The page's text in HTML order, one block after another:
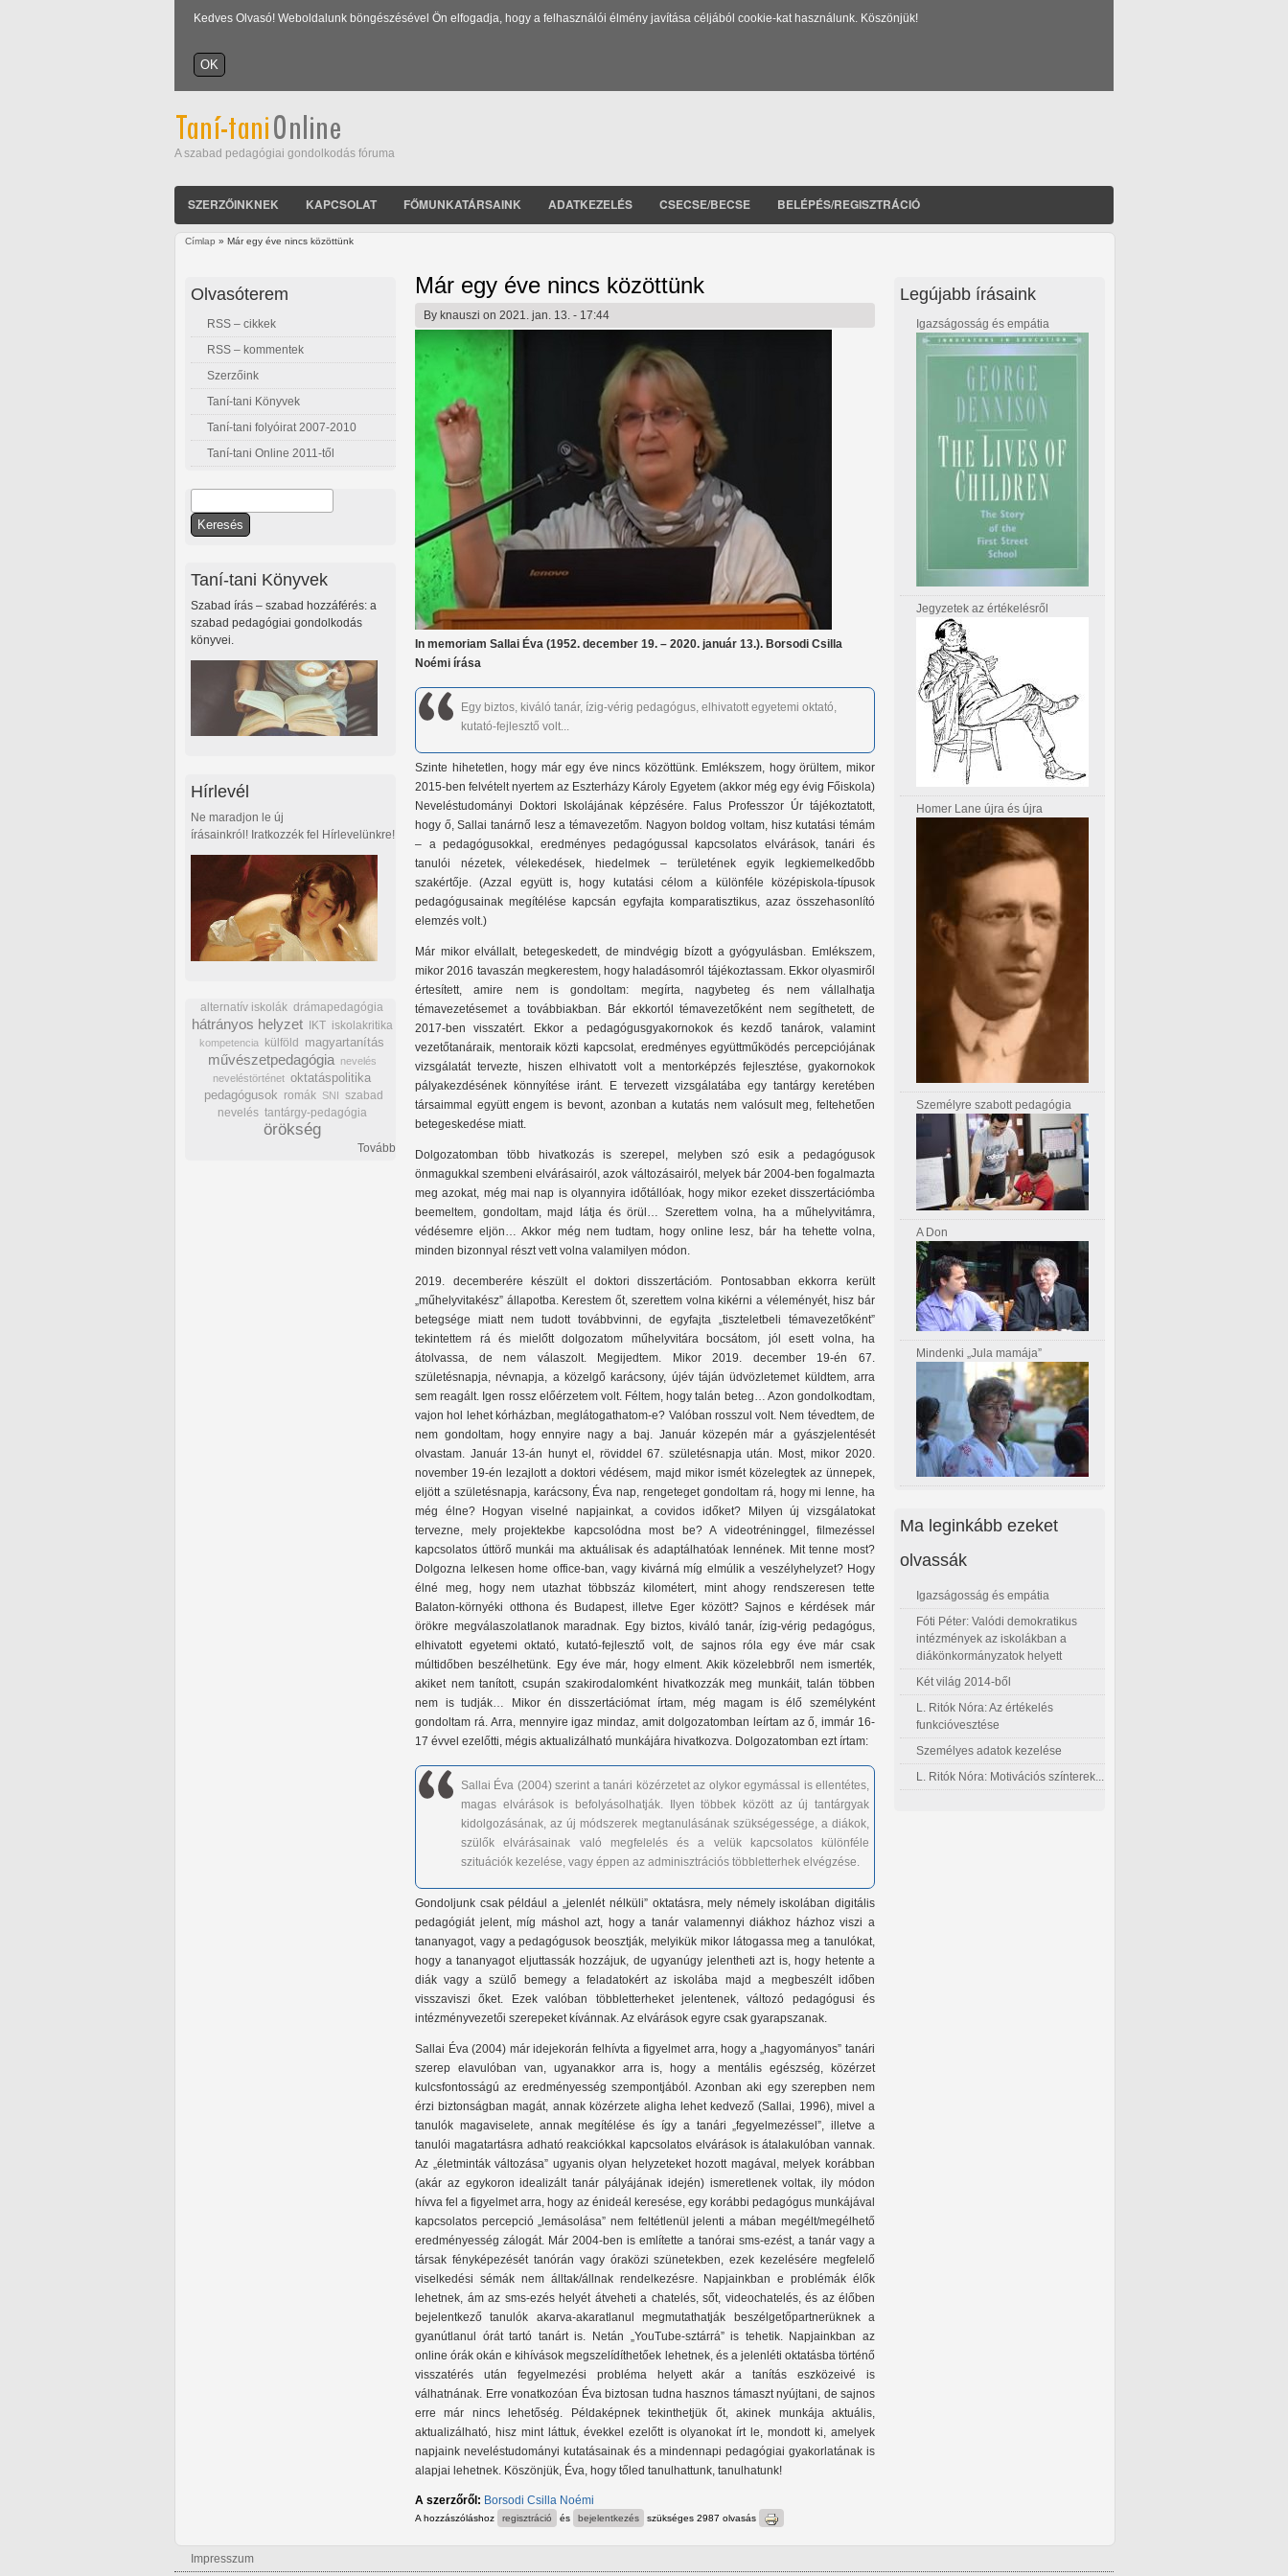
Kedves Olvasó! Weboldalunk böngészésével Ön elfogadja, hogy a felhasználói élmény javítása céljából cookie-kat használunk. Köszönjük!
A szabad pedagógiai gondolkodás fóruma
SZERZŐINKNEK KAPCSOLAT FŐMUNKATÁRSAINK ADATKEZELÉS CSECSE/BECSE BELÉPÉS/REGISZTRÁCIÓ
Címlap » Már egy éve nincs közöttünk
Már egy éve nincs közöttünk
By knauszi on 2021. jan. 13. - 17:44
In memoriam Sallai Éva (1952. december 19. – 2020. január 13.). Borsodi Csilla
Noémi írása
Egy biztos, kiváló tanár, ízig-vérig pedagógus, elhivatott egyetemi oktató,
kutató-fejlesztő volt...
Szinte hihetetlen, hogy már egy éve nincs közöttünk. Emlékszem, hogy örültem, mikor
2015-ben felvételt nyertem az Eszterházy Károly Egyetem (akkor még egy évig Főiskola)
Neveléstudományi Doktori Iskolájának képzésére. Falus Professzor Úr tájékoztatott,
hogy ő, Sallai tanárnő lesz a témavezetőm. Nagyon boldog voltam, hisz kutatási témám
– a pedagógusokkal, eredményes pedagógussal kapcsolatos elvárások, tanári és
tanulói nézetek, vélekedések, hiedelmek – területének egyik legkiemelkedőbb
szakértője. (Azzal együtt is, hogy kutatási célom a különféle középiskola-típusok
pedagógusainak megítélése kapcsán egyfajta komparatisztikus, azaz összehasonlító
elemzés volt.)
Már mikor elvállalt, betegeskedett, de mindvégig bízott a gyógyulásban. Emlékszem,
mikor 2016 tavaszán megkerestem, hogy haladásomról tájékoztassam. Ekkor olyasmiről
értesített, amire nem is gondoltam: megírta, nagybeteg és nem vállalhatja
témavezetésemet a továbbiakban. Bár ekkortól témavezetőként nem segíthetett, de
2017-ben visszatért. Ekkor a pedagógusgyakornokok és kezdő tanárok, valamint
vezetőtanáraik, mentoraik közti kapcsolat, eredményes együttműködés percepciójának
vizsgálatát tervezte, hiszen elhivatott volt a mentorképzés fejlesztése, gyakornokok
pályakezdésének könnyítése iránt. E tervezett vizsgálatába egy tantárgy keretében
társaimmal együtt engem is bevont, azonban a kutatás nem valósult meg, feltehetően
betegeskedése miatt.
Dolgozatomban több hivatkozás is szerepel, melyben szó esik a pedagógusok
önmagukkal szembeni elvárásairól, azok változásairól, melyek bár 2004-ben fogalmazta
meg azokat, még mai nap is olyannyira időtállóak, hogy mikor ezeket disszertációmba
beemeltem, gondoltam, majd látja és örül… Szerettem volna, ha a műhelyvitámra,
védésemre eljön… Akkor még nem tudtam, hogy online lesz, bár ha tehette volna,
minden bizonnyal részt vett volna valamilyen módon.
2019. decemberére készült el doktori disszertációm. Pontosabban ekkorra került
„műhelyvitakész” állapotba. Kerestem őt, szerettem volna kikérni a véleményét, hisz bár
betegsége miatt nem tudott továbbvinni, de egyfajta „tiszteletbeli témavezetőként”
tekintettem rá és mielőtt dolgozatom műhelyvitára bocsátom, jól esett volna, ha
átolvassa, de nem válaszolt. Megijedtem. Mikor 2019. december 19-én 67.
születésnapja, névnapja, a közelgő karácsony, újév táján üdvözletemet küldtem, arra
sem reagált. Igen rossz előérzetem volt. Féltem, hogy talán beteg… Azon gondolkodtam,
vajon hol lehet kórházban, meglátogathatom-e? Valóban rosszul volt. Nem tévedtem, de
nem gondoltam, hogy ennyire nagy a baj. Január közepén már a gyászjelentését
olvastam. Január 13-án hunyt el, röviddel 67. születésnapja után. Most, mikor 2020.
november 19-én lezajlott a doktori védésem, majd mikor ismét közelegtek az ünnepek,
eljött a születésnapja, karácsony, Éva nap, rengeteget gondoltam rá, hogy mi lenne, ha
még élne? Hogyan viselné napjainkat, a covidos időket? Milyen új vizsgálatokat
tervezne, mely projektekbe kapcsolódna most be? A videotréninggel, filmezéssel
kapcsolatos úttörő munkái ma aktuálisak és adaptálhatóak lennének. Mit tenne most?
Dolgozna lelkesen home office-ban, vagy kivárná míg elmúlik a veszélyhelyzet? Hogy
élné meg, hogy nem utazhat többszáz kilométert, mint ahogy rendszeresen tette
Balaton-környéki otthona és Budapest, illetve Eger között? Sajnos e kérdések már
örökre megválaszolatlanok maradnak. Egy biztos, kiváló tanár, ízig-vérig pedagógus,
elhivatott egyetemi oktató, kutató-fejlesztő volt, de sajnos róla egy éve már csak
múltidőben beszélhetünk. Egy éve már, hogy elment. Akik közelebbről nem ismerték,
akiket nem tanított, csupán szakirodalomként hivatkozzák meg munkáit, talán többen
nem is tudják… Mikor én disszertációmat írtam, még magam is élő személyként
gondoltam rá. Arra, mennyire igaz mindaz, amit dolgozatomban leírtam az ő, immár 16-
17 évvel ezelőtti, mégis aktualizálható munkájára hivatkozva. Dolgozatomban ezt írtam:
Sallai Éva (2004) szerint a tanári közérzetet az olykor egymással is ellentétes,
magas elvárások is befolyásolhatják. Ilyen többek között az új tantárgyak
kidolgozásának, az új módszerek megtanulásának szükségessége, a diákok,
szülők elvárásainak való megfelelés és a velük kapcsolatos különféle
szituációk kezelése, vagy éppen az adminisztrációs többletterhek elvégzése.
Gondoljunk csak például a „jelenlét nélküli” oktatásra, mely némely iskolában digitális
pedagógiát jelent, míg máshol azt, hogy a tanár valamennyi diákhoz házhoz viszi a
tananyagot, vagy a pedagógusok beosztják, melyikük mikor látogassa meg a tanulókat,
hogy a tananyagot eljuttassák hozzájuk, de ugyanúgy jelentheti azt is, hogy hetente a
diák vagy a szülő bemegy a feladatokért az iskolába majd a megbeszélt időben
visszaviszi őket. Ezek valóban többletterheket jelentenek, változó pedagógusi és
intézményvezetői szerepeket kívánnak. Az elvárások egyre csak gyarapszanak.
Sallai Éva (2004) már idejekorán felhívta a figyelmet arra, hogy a „hagyományos” tanári
szerep elavulóban van, ugyanakkor arra is, hogy a mentális egészség, közérzet
kulcsfontosságú az eredményesség szempontjából. Azonban aki egy szerepben nem
érzi biztonságban magát, annak közérzete aligha lehet kedvező (Sallai, 1996), mivel a
tanulók magaviselete, annak megítélése és így a tanári „fegyelmezéssel”, illetve a
tanulói magatartásra adható reakciókkal kapcsolatos elvárások is átalakulóban vannak.
Az „életminták változása” ugyanis olyan helyzeteket hozott magával, melyek korábban
(akár az egykoron idealizált tanár pályájának idején) ismeretlenek voltak, ily módon
hívva fel a figyelmet arra, hogy az énideál keresése, egy korábbi pedagógus munkájával
kapcsolatos percepció „lemásolása” nem feltétlenül jelenti a mában megélt/megélhető
eredményesség zálogát. Már 2004-ben is említette a tanórai sms-ezést, a tanár vagy a
társak fényképezését tanórán vagy óraközi szünetekben, ezek kezelésére megfelelő
viselkedési sémák nem álltak/állnak rendelkezésre. Napjainkban e problémák élők
lehetnek, ám az sms-ezés helyét átveheti a chatelés, sőt, videochatelés, és az élőben
bejelentkező tanulók akarva-akaratlanul megmutathatják beszélgetőpartnerüknek a
gyanútlanul órát tartó tanárt is. Netán „YouTube-sztárrá” is tehetik. Napjainkban az
online órák okán e kihívások megszelídíthetőek lehetnek, és a jelenléti oktatásba történő
visszatérés után fegyelmezési probléma helyett akár a tanítás eszközeivé is
válhatnának. Erre vonatkozóan Éva biztosan tudna hasznos támaszt nyújtani, de sajnos
erre már nincs lehetőség. Példaképnek tekinthetjük őt, akinek munkája aktuális,
aktualizálható, hisz mint láttuk, évekkel ezelőtt is olyanokat írt le, mondott ki, amelyek
napjaink neveléstudományi kutatásainak és a mindennapi pedagógiai gyakorlatának is
alapjai lehetnek. Köszönjük, Éva, hogy tőled tanulhattunk, tanulhatunk!
A szerzőről: Borsodi Csilla Noémi
A hozzászóláshoz regisztráció és bejelentkezés szükséges 2987 olvasás
Olvasóterem
RSS – cikkek
RSS – kommentek
Szerzőink
Taní-tani Könyvek
Taní-tani folyóirat 2007-2010
Taní-tani Online 2011-től
Keresés űrlap
Taní-tani Könyvek
Szabad írás – szabad hozzáférés: a
szabad pedagógiai gondolkodás
könyvei.
Hírlevél
Ne maradjon le új
írásainkról! Iratkozzék fel Hírlevelünkre!
alternatív iskolák drámapedagógia
hátrányos helyzet IKT iskolakritika
kompetencia külföld magyartanítás
művészetpedagógia
nevelés
neveléstörténet oktatáspolitika
pedagógusok romák SNI szabad
nevelés tantárgy-pedagógia
örökség
Tovább
Legújabb írásaink
Igazságosság és empátia
Jegyzetek az értékelésről
Homer Lane újra és újra
Személyre szabott pedagógia
A Don
Mindenki „Jula mamája”
Ma leginkább ezeket
olvassák
Igazságosság és empátia
Fóti Péter: Valódi demokratikus
intézmények az iskolákban a
diákönkormányzatok helyett
Két világ 2014-ből
L. Ritók Nóra: Az értékelés
funkcióvesztése
Személyes adatok kezelése
L. Ritók Nóra: Motivációs színterek...
Impresszum